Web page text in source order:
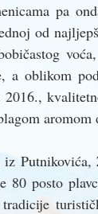
pa
od
a oblikom
80 posto